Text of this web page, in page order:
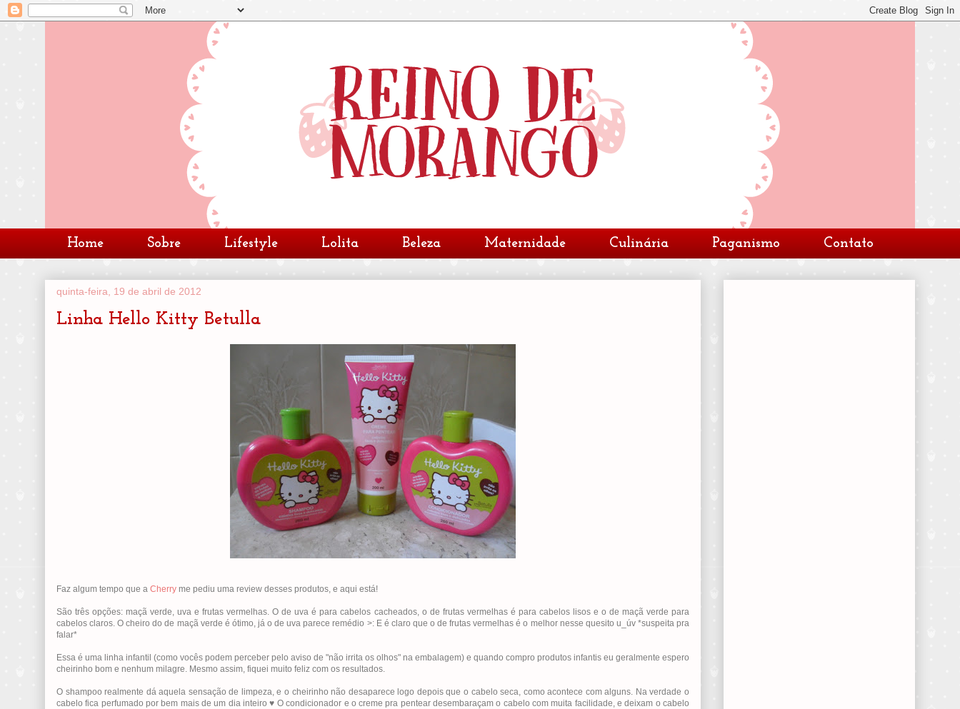
Home Sobre Lifestyle Lolita Beleza Maternidade Culinária Paganismo Contato
quinta-feira, 19 de abril de 2012
Linha Hello Kitty Betulla
Faz algum tempo que a Cherry me pediu uma review desses produtos, e aqui está!
São três opções: maçã verde, uva e frutas vermelhas. O de uva é para cabelos cacheados, o de frutas vermelhas é para cabelos lisos e o de maçã verde para
cabelos claros. O cheiro do de maçã verde é ótimo, já o de uva parece remédio >: E é claro que o de frutas vermelhas é o melhor nesse quesito u_úv *suspeita pra
falar*
Essa é uma linha infantil (como vocês podem perceber pelo aviso de "não irrita os olhos" na embalagem) e quando compro produtos infantis eu geralmente espero
cheirinho bom e nenhum milagre. Mesmo assim, fiquei muito feliz com os resultados.
O shampoo realmente dá aquela sensação de limpeza, e o cheirinho não desaparece logo depois que o cabelo seca, como acontece com alguns. Na verdade o
cabelo fica perfumado por bem mais de um dia inteiro ♥ O condicionador e o creme pra pentear desembaraçam o cabelo com muita facilidade, e deixam o cabelo